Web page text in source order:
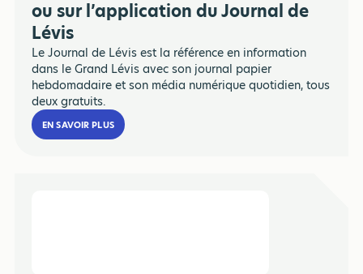
ou sur l’application du Journal de
Lévis
Le Journal de Lévis est la référence en information
dans le Grand Lévis avec son journal papier
hebdomadaire et son média numérique quotidien, tous
deux gratuits.
EN SAVOIR PLUS